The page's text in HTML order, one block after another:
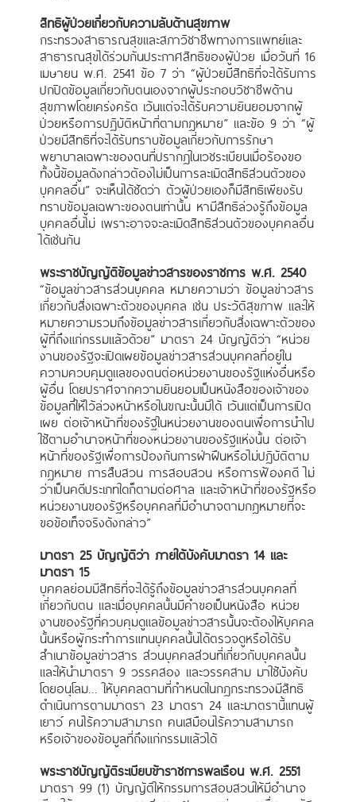
สิทธิผู้ป่วยเกี่ยวกับความลับด้านสุขภาพ
กระทรวงสาธารณสุขและสภาวิชาชีพทางการแพทย์และ
สาธารณสุขได้ร่วมกันประกาศสิทธิของผู้ป่วย เมื่อวันที่ 16
เมษายน พ.ศ. 2541 ข้อ 7 ว่า “ผู้ป่วยมีสิทธิที่จะได้รับการ
ปกปิดข้อมูลเกี่ยวกับตนเองจากผู้ประกอบวิชาชีพด้าน
สุขภาพโดยเคร่งครัด เว้นแต่จะได้รับความยินยอมจากผู้
ป่วยหรือการปฏิบัติหน้าที่ตามกฎหมาย” และข้อ 9 ว่า “ผู้
ป่วยมีสิทธิที่จะได้รับทราบข้อมูลเกี่ยวกับการรักษา
พยาบาลเฉพาะของตนที่ปรากฏในเวชระเบียนเมื่อร้องขอ
ทั้งนี้ข้อมูลดังกล่าวต้องไม่เป็นการละเมิดสิทธิส่วนตัวของ
บุคคลอื่น” จะเห็นได้ชัดว่า ตัวผู้ป่วยเองก็มีสิทธิเพียงรับ
ทราบข้อมูลเฉพาะของตนเท่านั้น หามีสิทธิล่วงรู้ถึงข้อมูล
บุคคลอื่นไม่ เพราะอาจจะละเมิดสิทธิส่วนตัวของบุคคลอื่น
ได้เช่นกัน
พระราชบัญญัติข้อมูลข่าวสารของราชการ พ.ศ. 2540
“ข้อมูลข่าวสารส่วนบุคคล หมายความว่า ข้อมูลข่าวสาร
เกี่ยวกับสิ่งเฉพาะตัวของบุคคล เช่น ประวัติสุขภาพ และให้
หมายความรวมถึงข้อมูลข่าวสารเกี่ยวกับสิ่งเฉพาะตัวของ
ผู้ที่ถึงแก่กรรมแล้วด้วย” มาตรา 24 บัญญัติว่า “หน่วย
งานของรัฐจะเปิดเผยข้อมูลข่าวสารส่วนบุคคลที่อยู่ใน
ความควบคุมดูแลของตนต่อหน่วยงานของรัฐแห่งอื่นหรือ
ผู้อื่น โดยปราศจากความยินยอมเป็นหนังสือของเจ้าของ
ข้อมูลที่ให้ไว้ล่วงหน้าหรือในขณะนั้นมิได้ เว้นแต่เป็นการเปิด
เผย ต่อเจ้าหน้าที่ของรัฐในหน่วยงานของตนเพื่อการนำไป
ใช้ตามอำนาจหน้าที่ของหน่วยงานของรัฐแห่งนั้น ต่อเจ้า
หน้าที่ของรัฐเพื่อการป้องกันการฝ่าฝืนหรือไม่ปฏิบัติตาม
กฎหมาย การสืบสวน การสอบสวน หรือการฟ้องคดี ไม่
ว่าเป็นคดีประเภทใดก็ตามต่อศาล และเจ้าหน้าที่ของรัฐหรือ
หน่วยงานของรัฐหรือบุคคลที่มีอำนาจตามกฎหมายที่จะ
ขอข้อเท็จจริงดังกล่าว”
มาตรา 25 บัญญัติว่า ภายใต้บังคับมาตรา 14 และ
มาตรา 15
บุคคลย่อมมีสิทธิที่จะได้รู้ถึงข้อมูลข่าวสารส่วนบุคคลที่
เกี่ยวกับตน และเมื่อบุคคลนั้นมีคำขอเป็นหนังสือ หน่วย
งานของรัฐที่ควบคุมดูแลข้อมูลข่าวสารนั้นจะต้องให้บุคคล
นั้นหรือผู้กระทำการแทนบุคคลนั้นได้ตรวจดูหรือได้รับ
สำเนาข้อมูลข่าวสาร ส่วนบุคคลส่วนที่เกี่ยวกับบุคคลนั้น
และให้นำมาตรา 9 วรรคสอง และวรรคสาม มาใช้บังคับ
โดยอนุโลม... ให้บุคคลตามที่กำหนดในกฎกระทรวงมีสิทธิ
ดำเนินการตามมาตรา 23 มาตรา 24 และมาตรานี้แทนผู้
เยาว์ คนไร้ความสามารถ คนเสมือนไร้ความสามารถ
หรือเจ้าของข้อมูลที่ถึงแก่กรรมแล้วได้
พระราชบัญญัติระเบียบข้าราชการพลเรือน พ.ศ. 2551
มาตรา 99 (1) บัญญัติให้กรรมการสอบสวนให้มีอำนาจ